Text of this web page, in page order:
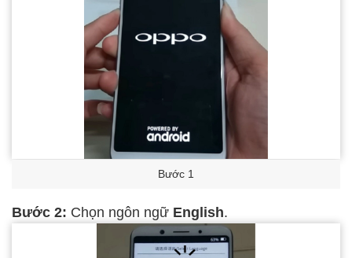
Bước 1
Bước 2: Chọn ngôn ngữ English.